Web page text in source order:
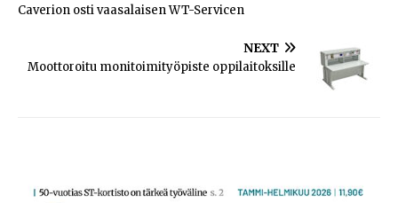
Caverion osti vaasalaisen WT-Servicen
NEXT
Moottoroitu monitoimityöpiste oppilaitoksille